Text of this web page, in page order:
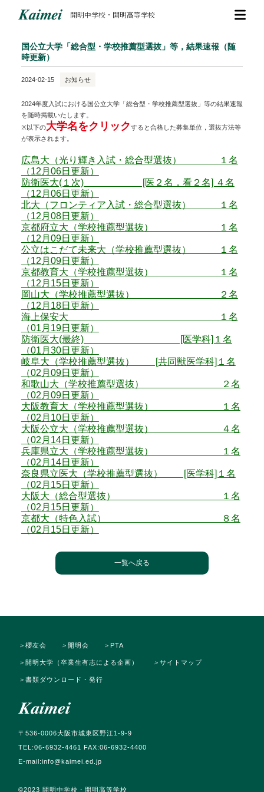
開明中学校・開明高等学校
国公立大学「総合型・学校推薦型選抜」等，結果速報（随
時更新）
2024-02-15 お知らせ
2024年度入試における国公立大学「総合型・学校推薦型選抜」等の結果速報
を随時掲載いたします。
※以下の大学名をクリックすると合格した募集単位，選抜方法等
が表示されます。
広島大（光り輝き入試・総合型選抜） １名
（12月06日更新）
防衛医大(１次) [医２名，看２名] ４名
（12月06日更新）
北大（フロンティア入試・総合型選抜） １名
（12月08日更新）
京都府立大（学校推薦型選抜） １名
（12月09日更新）
公立はこだて未来大（学校推薦型選抜） １名
（12月09日更新）
京都教育大（学校推薦型選抜） １名
（12月15日更新）
岡山大（学校推薦型選抜） ２名
（12月18日更新）
海上保安大 １名
（01月19日更新）
防衛医大(最終) [医学科]１名
（01月30日更新）
岐阜大（学校推薦型選抜） [共同獣医学科]１名
（02月09日更新）
和歌山大（学校推薦型選抜） ２名
（02月09日更新）
大阪教育大（学校推薦型選抜） １名
（02月10日更新）
大阪公立大（学校推薦型選抜） ４名
（02月14日更新）
兵庫県立大（学校推薦型選抜） １名
（02月14日更新）
奈良県立医大（学校推薦型選抜） [医学科]１名
（02月15日更新）
大阪大（総合型選抜） １名
（02月15日更新）
京都大（特色入試） ８名
（02月15日更新）
一覧へ戻る
〒536-0006大阪市城東区野江1-9-9
TEL:06-6932-4461 FAX:06-6932-4400
E-mail:info@kaimei.ed.jp
©️2023 開明中学校・開明高等学校
＞櫻友会 ＞開明会 ＞PTA
＞開明大学（卒業生有志による企画） ＞サイトマップ
＞書類ダウンロード・発行